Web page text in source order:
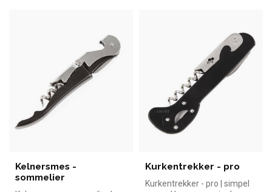
Kelnersmes -
sommelier
Kurkentrekker - pro
Kurkentrekker - pro | simpel